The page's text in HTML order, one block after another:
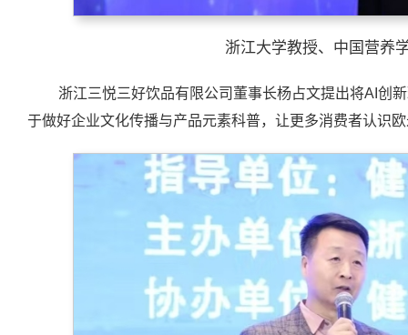
浙江大学教授、中国营养
浙江三悦三好饮品有限公司董事长杨占文提出将AI创
于做好企业文化传播与产品元素科普，让更多消费者认识